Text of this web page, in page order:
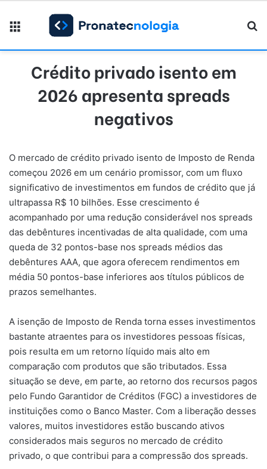
Crédito privado isento em
2026 apresenta spreads
negativos
O mercado de crédito privado isento de Imposto de Renda
começou 2026 em um cenário promissor, com um fluxo
significativo de investimentos em fundos de crédito que já
ultrapassa R$ 10 bilhões. Esse crescimento é
acompanhado por uma redução considerável nos spreads
das debêntures incentivadas de alta qualidade, com uma
queda de 32 pontos-base nos spreads médios das
debêntures AAA, que agora oferecem rendimentos em
média 50 pontos-base inferiores aos títulos públicos de
prazos semelhantes.
A isenção de Imposto de Renda torna esses investimentos
bastante atraentes para os investidores pessoas físicas,
pois resulta em um retorno líquido mais alto em
comparação com produtos que são tributados. Essa
situação se deve, em parte, ao retorno dos recursos pagos
pelo Fundo Garantidor de Créditos (FGC) a investidores de
instituições como o Banco Master. Com a liberação desses
valores, muitos investidores estão buscando ativos
considerados mais seguros no mercado de crédito
privado, o que contribui para a compressão dos spreads.